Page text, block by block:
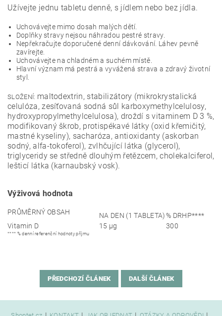
Užívejte jednu tabletu denně, s jídlem nebo bez jídla.
Uchovávejte mimo dosah malých dětí.
Doplňky stravy nejsou náhradou pestré stravy.
Nepřekračujte doporučené denní dávkování. Láhev pevně
zavírejte.
Uchovávejte na chladném a suchém místě.
Hlavní význam má pestrá a vyvážená strava a zdravý životní
styl.
SLOŽENÍ: maltodextrin, stabilizátory (mikrokrystalická
celulóza, zesíťovaná sodná sůl karboxymethylcelulosy,
hydroxypropylmethylcelulosa), droždí s vitaminem D 3 %,
modifikovaný škrob, protispékavé látky (oxid křemičitý,
mastné kyseliny), sacharóza, antioxidanty (askorban
sodný, alfa-tokoferol), zvlhčující látka (glycerol),
triglyceridy se středně dlouhým řetězcem, cholekalciferol,
lešticí látka (karnaubský vosk).
Výživová hodnota
PRŮMĚRNÝ OBSAH NA DEN (1 TABLETA)% DRHP****
Vitamin D
15 μg 300
**** % denní referenční hodnoty příjmu
PŘEDCHOZÍ ČLÁNEK DALŠÍ ČLÁNEK